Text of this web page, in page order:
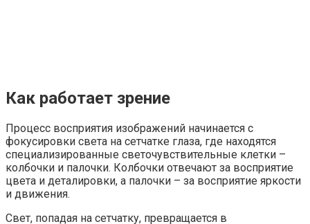
Как работает зрение
Процесс восприятия изображений начинается с
фокусировки света на сетчатке глаза, где находятся
специализированные светочувствительные клетки –
колбочки и палочки. Колбочки отвечают за восприятие
цвета и деталировки, а палочки – за восприятие яркости
и движения.
Свет, попадая на сетчатку, превращается в